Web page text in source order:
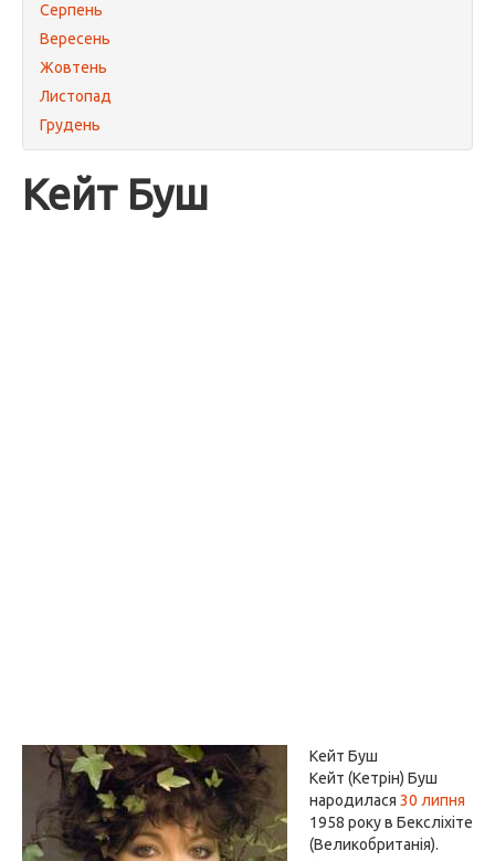
Серпень
Вересень
Жовтень
Листопад
Грудень
Кейт Буш
Кейт Буш
Кейт (Кетрін) Буш
народилася 30 липня
1958 року в Бексліхіте
(Великобританія).